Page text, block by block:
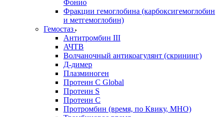
Фонио
Фракции гемоглобина (карбоксигемоглобин
и метгемоглобин)
Гемостаз
Антитромбин III
АЧТВ
Волчаночный антикоагулянт (скрининг)
Д-димер
Плазминоген
Протеин C Global
Протеин S
Протеин С
Протромбин (время, по Квику, МНО)